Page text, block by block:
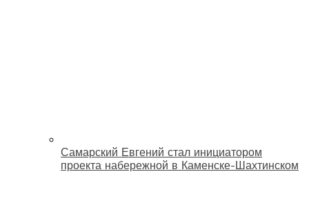
Самарский Евгений стал инициатором
проекта набережной в Каменске-Шахтинском